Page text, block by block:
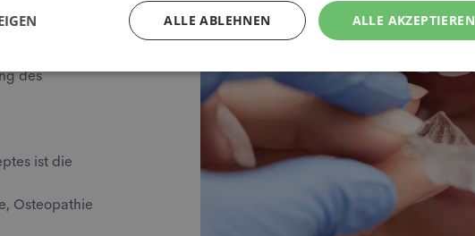
die Schiene
für
des
ist die
Osteopathie
ALLE AKZEPTIEREN
ALLE ABLEHNEN